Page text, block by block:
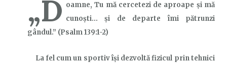
„D oamne, Tu mă cercetezi de aproape şi mă
cunoşti… şi de departe îmi pătrunzi
gândul.” (Psalm 139:1-2)
La fel cum un sportiv își dezvoltă fizicul prin tehnici